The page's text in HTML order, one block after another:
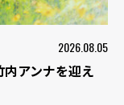
2026.08.05
アンナを迎え